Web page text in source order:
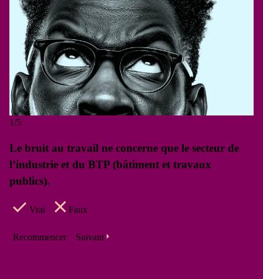
1/5
Le bruit au travail ne concerne que le secteur de
l’industrie et du BTP (bâtiment et travaux
publics).
Vrai Faux
Recommencer Suivant